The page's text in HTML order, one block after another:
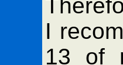
I
13 of